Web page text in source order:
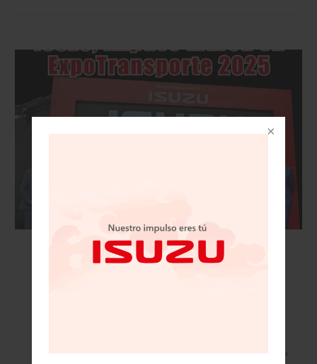
VISIÓN AUTOMOTRIZ REVISTA DIGITAL / 15
DE NOVIEMBRE 2025/IZUSU, IMPUSO MARCA
EN EXPOTRANSPORTE 2025
Leer más »